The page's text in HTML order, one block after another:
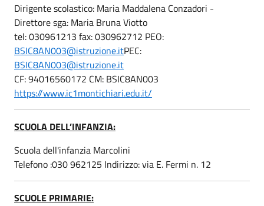
Dirigente scolastico: Maria Maddalena Conzadori -
Direttore sga: Maria Bruna Viotto
tel: 030961213 fax: 030962712 PEO:
BSIC8AN003@istruzione.itPEC:
BSIC8AN003@istruzione.it
CF: 94016560172 CM: BSIC8AN003
https://www.ic1montichiari.edu.it/
SCUOLA DELL’INFANZIA:
Scuola dell'infanzia Marcolini
Telefono :030 962125 Indirizzo: via E. Fermi n. 12
SCUOLE PRIMARIE: